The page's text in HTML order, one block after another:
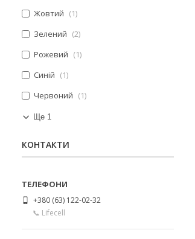
Жовтий
1
Зелений
2
Рожевий
1
Синій
1
Червоний
1
Ще 1
КОНТАКТИ
+380 (63) 122-02-32
📞 Lifecell